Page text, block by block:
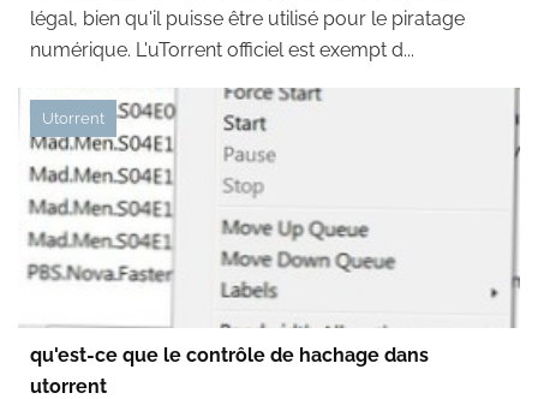
légal, bien qu'il puisse être utilisé pour le piratage
numérique. L'uTorrent officiel est exempt d...
Utorrent
qu'est-ce que le contrôle de hachage dans
utorrent